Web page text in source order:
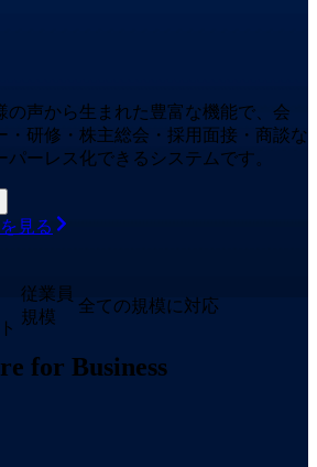
の声から生まれた豊富な機能で、会
・研修・株主総会・採用面接・商談な
パーレス化できるシステムです。
従業員
規模
全ての規模に対応
見る
for Business